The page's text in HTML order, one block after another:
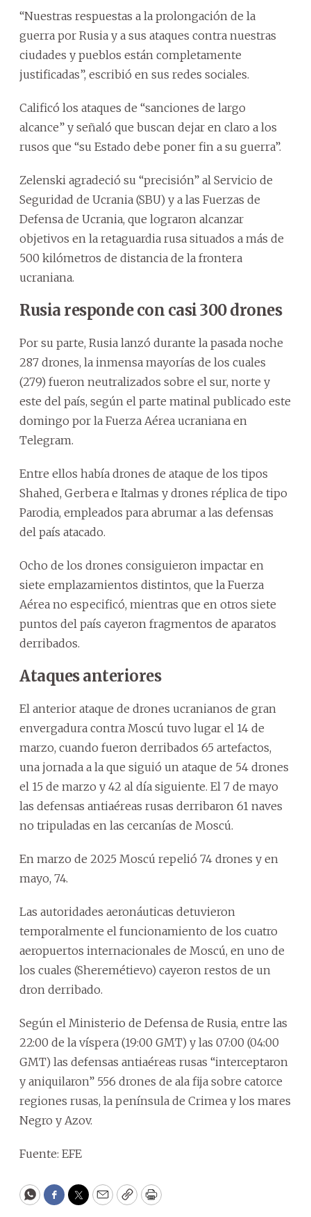
“Nuestras respuestas a la prolongación de la
guerra por Rusia y a sus ataques contra nuestras
ciudades y pueblos están completamente
justificadas”, escribió en sus redes sociales.
Calificó los ataques de “sanciones de largo
alcance” y señaló que buscan dejar en claro a los
rusos que “su Estado debe poner fin a su guerra”.
Zelenski agradeció su “precisión” al Servicio de
Seguridad de Ucrania (SBU) y a las Fuerzas de
Defensa de Ucrania, que lograron alcanzar
objetivos en la retaguardia rusa situados a más de
500 kilómetros de distancia de la frontera
ucraniana.
Rusia responde con casi 300 drones
Por su parte, Rusia lanzó durante la pasada noche
287 drones, la inmensa mayorías de los cuales
(279) fueron neutralizados sobre el sur, norte y
este del país, según el parte matinal publicado este
domingo por la Fuerza Aérea ucraniana en
Telegram.
Entre ellos había drones de ataque de los tipos
Shahed, Gerbera e Italmas y drones réplica de tipo
Parodia, empleados para abrumar a las defensas
del país atacado.
Ocho de los drones consiguieron impactar en
siete emplazamientos distintos, que la Fuerza
Aérea no especificó, mientras que en otros siete
puntos del país cayeron fragmentos de aparatos
derribados.
Ataques anteriores
El anterior ataque de drones ucranianos de gran
envergadura contra Moscú tuvo lugar el 14 de
marzo, cuando fueron derribados 65 artefactos,
una jornada a la que siguió un ataque de 54 drones
el 15 de marzo y 42 al día siguiente. El 7 de mayo
las defensas antiaéreas rusas derribaron 61 naves
no tripuladas en las cercanías de Moscú.
En marzo de 2025 Moscú repelió 74 drones y en
mayo, 74.
Las autoridades aeronáuticas detuvieron
temporalmente el funcionamiento de los cuatro
aeropuertos internacionales de Moscú, en uno de
los cuales (Sheremétievo) cayeron restos de un
dron derribado.
Según el Ministerio de Defensa de Rusia, entre las
22:00 de la víspera (19:00 GMT) y las 07:00 (04:00
GMT) las defensas antiaéreas rusas “interceptaron
y aniquilaron” 556 drones de ala fija sobre catorce
regiones rusas, la península de Crimea y los mares
Negro y Azov.
Fuente: EFE
WhatsApp
Facebook
Twitter
EmailCopyPrint